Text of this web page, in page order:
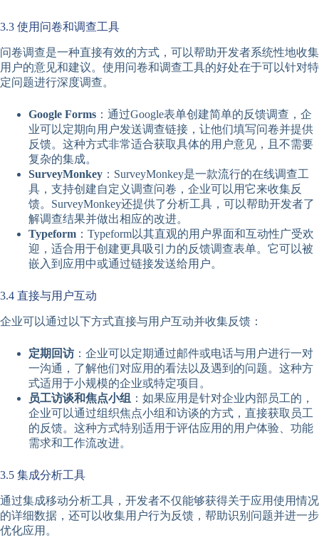
3.3 使用问卷和调查工具
问卷调查是一种直接有效的方式，可以帮助开发者系统性地收集
用户的意见和建议。使用问卷和调查工具的好处在于可以针对特
定问题进行深度调查。
Google Forms ：通过Google表单创建简单的反馈调查，企
业可以定期向用户发送调查链接，让他们填写问卷并提供
反馈。这种方式非常适合获取具体的用户意见，且不需要
复杂的集成。
SurveyMonkey ：SurveyMonkey是一款流行的在线调查工
具，支持创建自定义调查问卷，企业可以用它来收集反
馈。SurveyMonkey还提供了分析工具，可以帮助开发者了
解调查结果并做出相应的改进。
Typeform ：Typeform以其直观的用户界面和互动性广受欢
迎，适合用于创建更具吸引力的反馈调查表单。它可以被
嵌入到应用中或通过链接发送给用户。
3.4 直接与用户互动
企业可以通过以下方式直接与用户互动并收集反馈：
定期回访 ：企业可以定期通过邮件或电话与用户进行一对
一沟通，了解他们对应用的看法以及遇到的问题。这种方
式适用于小规模的企业或特定项目。
员工访谈和焦点小组 ：如果应用是针对企业内部员工的，
企业可以通过组织焦点小组和访谈的方式，直接获取员工
的反馈。这种方式特别适用于评估应用的用户体验、功能
需求和工作流改进。
3.5 集成分析工具
通过集成移动分析工具，开发者不仅能够获得关于应用使用情况
的详细数据，还可以收集用户行为反馈，帮助识别问题并进一步
优化应用。